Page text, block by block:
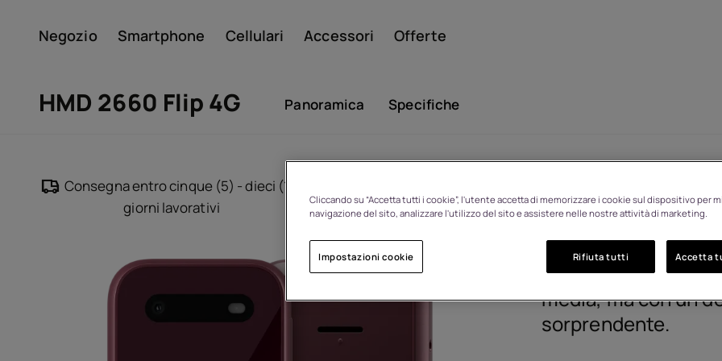
Negozio Smartphone Cellulari Accessori Offerte
Riciclo dei dispositivi
HMD 2660 Flip 4G Panoramica Specifiche
Consegna entro cinque (5) - dieci (10)
giorni lavorativi
cambio idea
HMD 2660
1GF033CPC1L03
Il telefono a
media, ma con un
sorprendente.
Cliccando su “Accetta tutti i cookie”, l'utente accetta di memorizzare i cookie sul dispositivo per
navigazione del sito, analizzare l'utilizzo del sito e assistere nelle nostre attività di marketing.
Impostazioni cookie Rifiuta tutti Accetta